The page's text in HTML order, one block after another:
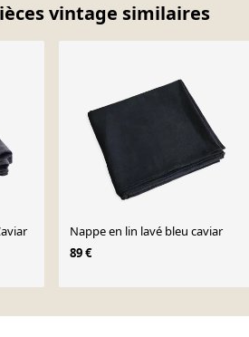
vintage similaires
Nappe en lin lavé bleu caviar
89 €